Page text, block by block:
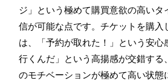
ジ」という極めて購買意欲の高いタ
信が可能な点です。チケットを購入
は、「予約が取れた！」という安心
行くんだ」という高揚感が交錯する
のモチベーションが極めて高い状態